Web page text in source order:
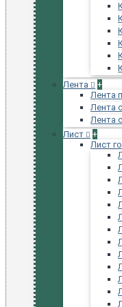
Лента
+
Лента
Лента
Лента
Лист
+
Лист